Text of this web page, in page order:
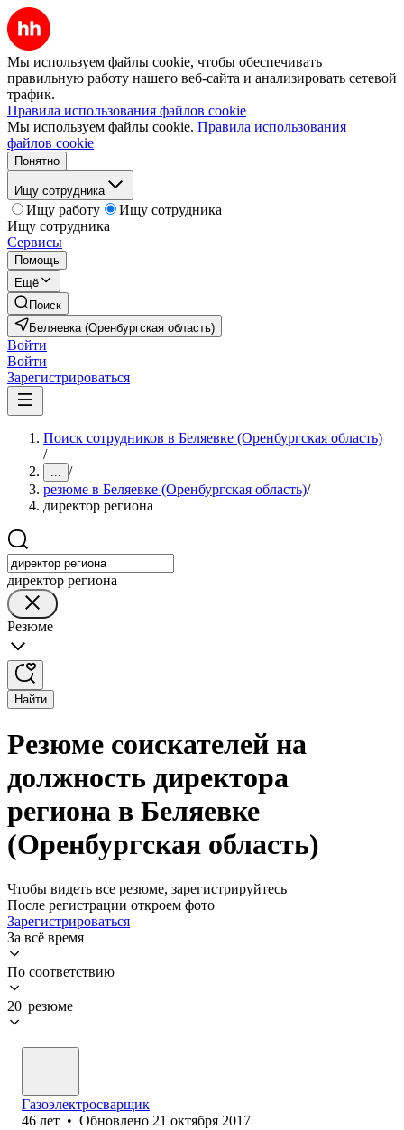
Мы используем файлы cookie, чтобы обеспечивать
правильную работу нашего веб-сайта и анализировать сетевой
трафик.
Правила использования файлов cookie
Мы используем файлы cookie. Правила использования
файлов cookie
Понятно
Ищу сотрудника
Ищу работу
Ищу сотрудника
Ищу сотрудника
Сервисы
Помощь
Ещё
Поиск
Беляевка (Оренбургская область)
Войти
Войти
Зарегистрироваться
Поиск сотрудников в Беляевке (Оренбургская область)
/
... /
резюме в Беляевке (Оренбургская область)/
директор региона
директор региона
Резюме
Найти
Резюме соискателей на
должность директора
региона в Беляевке
(Оренбургская область)
Чтобы видеть все резюме, зарегистрируйтесь
После регистрации откроем фото
Зарегистрироваться
За всё время
По соответствию
20 резюме
Газоэлектросварщик
46 лет • Обновлено 21 октября 2017